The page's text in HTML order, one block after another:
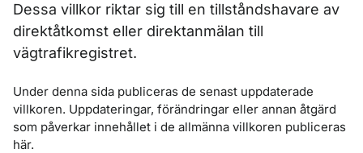
Dessa villkor riktar sig till en tillståndshavare av
direktåtkomst eller direktanmälan till
vägtrafikregistret.
Under denna sida publiceras de senast uppdaterade
villkoren. Uppdateringar, förändringar eller annan åtgärd
som påverkar innehållet i de allmänna villkoren publiceras
här.